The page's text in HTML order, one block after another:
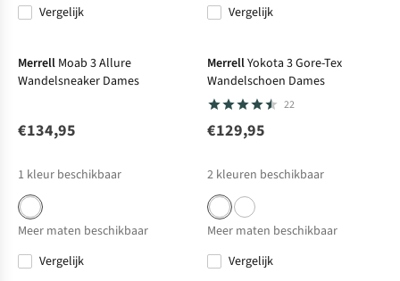
Vergelijk
Vergelijk
Merrell Moab 3 Allure
Wandelsneaker Dames
€134,95
1 kleur beschikbaar
Meer maten beschikbaar
Vergelijk
MerrellYokota 3 Gore-Tex
Wandelschoen Dames
22
€129,95
2 kleuren beschikbaar
Meer maten beschikbaar
Vergelijk